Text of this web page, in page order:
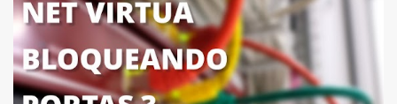
do Windows 10.